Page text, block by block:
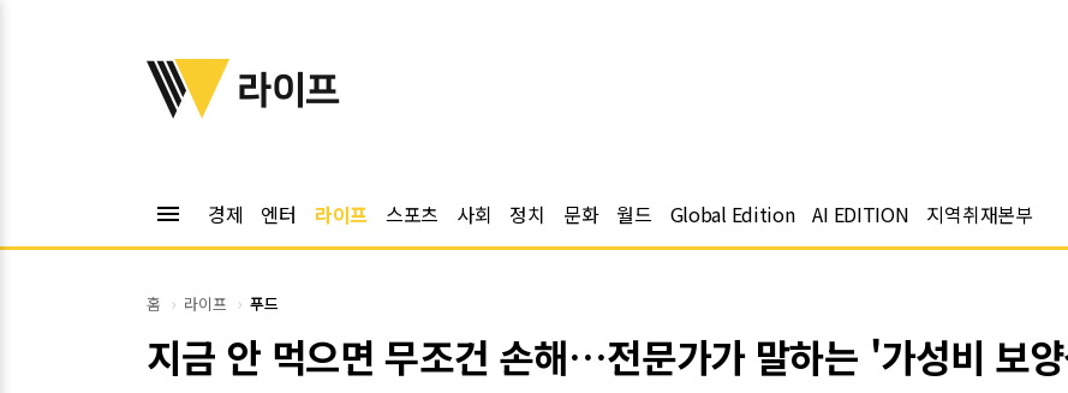
위키트리
라이프
menu 경제 엔터 라이프 스포츠 사회 정치 문화 월드 Global Edition AI EDITION 지역취재본부
홈 라이프 푸드
지금 안 먹으면 무조건 손해…전문가가 말하는 '가성비 보